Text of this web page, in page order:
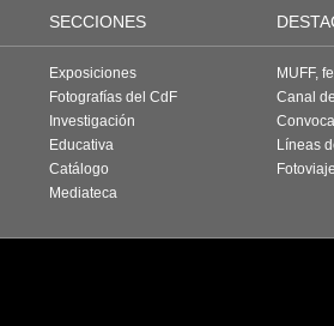
SECCIONES
Exposiciones
Fotografías del CdF
Investigación
Educativa
Catálogo
Mediateca
MUFF,
Canal
Líneas